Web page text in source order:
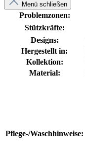
Menü schließen
Problemzonen:
Stützkräfte:
Designs:
Hergestellt in:
Kollektion:
Material:
Pflege-/Waschhinweise: